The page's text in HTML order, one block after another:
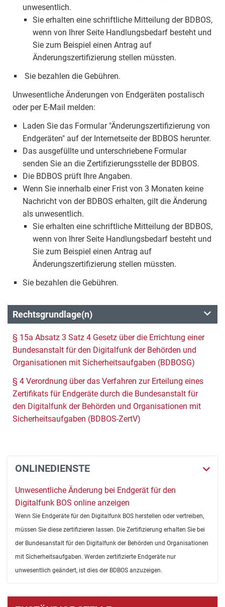
unwesentlich.
Sie erhalten eine schriftliche Mitteilung der BDBOS,
wenn von Ihrer Seite Handlungsbedarf besteht und
Sie zum Beispiel einen Antrag auf
Änderungszertifizierung stellen müssten.
Sie bezahlen die Gebühren.
Unwesentliche Änderungen von Endgeräten postalisch
oder per E-Mail melden:
Laden Sie das Formular "Änderungszertifizierung von
Endgeräten" auf der Internetseite der BDBOS herunter.
Das ausgefüllte und unterschriebene Formular
senden Sie an die Zertifizierungsstelle der BDBOS.
Die BDBOS prüft Ihre Angaben.
Wenn Sie innerhalb einer Frist von 3 Monaten keine
Nachricht von der BDBOS erhalten, gilt die Änderung
als unwesentlich.
Sie erhalten eine schriftliche Mitteilung der BDBOS,
wenn von Ihrer Seite Handlungsbedarf besteht und
Sie zum Beispiel einen Antrag auf
Änderungszertifizierung stellen müssten.
Sie bezahlen die Gebühren.
Rechtsgrundlage(n)
§ 15a Absatz 3 Satz 4 Gesetz über die Errichtung einer
Bundesanstalt für den Digitalfunk der Behörden und
Organisationen mit Sicherheitsaufgaben (BDBOSG)
§ 4 Verordnung über das Verfahren zur Erteilung eines
Zertifikats für Endgeräte durch die Bundesanstalt für
den Digitalfunk der Behörden und Organisationen mit
Sicherheitsaufgaben (BDBOS-ZertV)
ONLINEDIENSTE
Unwesentliche Änderung bei Endgerät für den
Digitalfunk BOS online anzeigen
Wenn Sie Endgeräte für den Digitalfunk BOS herstellen oder vertreiben,
müssen Sie diese zertifizieren lassen. Die Zertifizierung erhalten Sie bei
der Bundesanstalt für den Digitalfunk der Behörden und Organisationen
mit Sicherheitsaufgaben. Werden zertifizierte Endgeräte nur
unwesentlich geändert, ist dies der BDBOS anzuzeigen.